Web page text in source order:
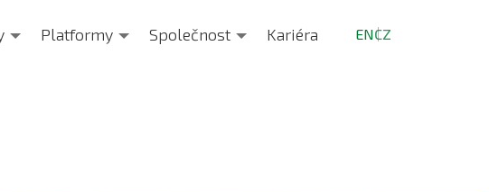
Platformy Společnost Kariéra ENCZ